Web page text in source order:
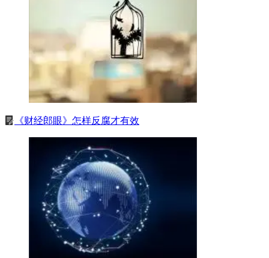
《财经郎眼》怎样反腐才有效